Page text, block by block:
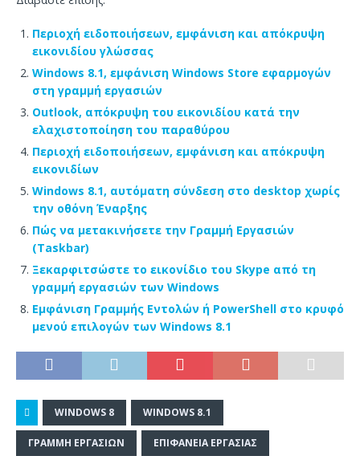
Περιοχή ειδοποιήσεων, εμφάνιση και απόκρυψη
εικονιδίου γλώσσας
Windows 8.1, εμφάνιση Windows Store εφαρμογών
στη γραμμή εργασιών
Outlook, απόκρυψη του εικονιδίου κατά την
ελαχιστοποίηση του παραθύρου
Περιοχή ειδοποιήσεων, εμφάνιση και απόκρυψη
εικονιδίων
Windows 8.1, αυτόματη σύνδεση στο desktop χωρίς
την οθόνη Έναρξης
Πώς να μετακινήσετε την Γραμμή Εργασιών
(Taskbar)
Ξεκαρφιτσώστε το εικονίδιο του Skype από τη
γραμμή εργασιών των Windows
Εμφάνιση Γραμμής Εντολών ή PowerShell στο κρυφό
μενού επιλογών των Windows 8.1
WINDOWS 8 WINDOWS 8.1
ΓΡΑΜΜΉ ΕΡΓΑΣΙΏΝ ΕΠΙΦΆΝΕΙΑ ΕΡΓΑΣΊΑΣ